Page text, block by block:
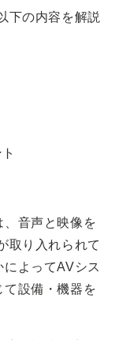
下の内容を解説
音声と映像を
取り入れられて
よってAVシス
設備・機器を